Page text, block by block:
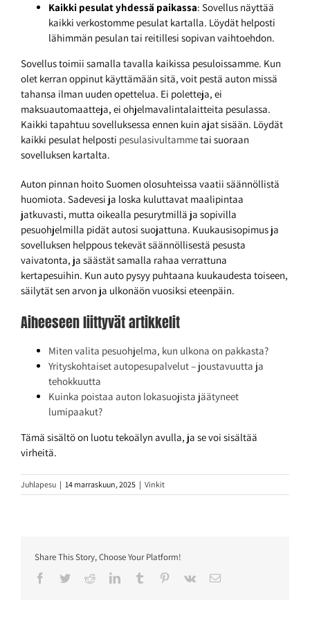
Kaikki pesulat yhdessä paikassa: Sovellus näyttää
kaikki verkostomme pesulat kartalla. Löydät helposti
lähimmän pesulan tai reitillesi sopivan vaihtoehdon.
Sovellus toimii samalla tavalla kaikissa pesuloissamme. Kun
olet kerran oppinut käyttämään sitä, voit pestä auton missä
tahansa ilman uuden opettelua. Ei poletteja, ei
maksuautomaatteja, ei ohjelmavalintalaitteita pesulassa.
Kaikki tapahtuu sovelluksessa ennen kuin ajat sisään. Löydät
kaikki pesulat helposti pesulasivultammetai suoraan
sovelluksen kartalta.
Auton pinnan hoito Suomen olosuhteissa vaatii säännöllistä
huomiota. Sadevesi ja loska kuluttavat maalipintaa
jatkuvasti, mutta oikealla pesurytmillä ja sopivilla
pesuohjelmilla pidät autosi suojattuna. Kuukausisopimus ja
sovelluksen helppous tekevät säännöllisestä pesusta
vaivatonta, ja säästät samalla rahaa verrattuna
kertapesuihin. Kun auto pysyy puhtaana kuukaudesta toiseen,
säilytät sen arvon ja ulkonäön vuosiksi eteenpäin.
Aiheeseen liittyvät artikkelit
Miten valita pesuohjelma, kun ulkona on pakkasta?
Yrityskohtaiset autopesupalvelut – joustavuutta ja
tehokkuutta
Kuinka poistaa auton lokasuojista jäätyneet
lumipaakut?
Tämä sisältö on luotu tekoälyn avulla, ja se voi sisältää
virheitä.
Juhlapesu | 14 marraskuun, 2025 | Vinkit
Share This Story, Choose Your Platform!
Facebook
TwitterRedditLinkedInTumblr Pinterest
Vk Sähköposti